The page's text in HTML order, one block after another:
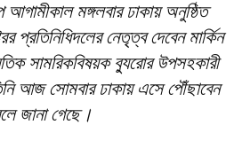
আগামীকাল মঙ্গলবার ঢাকায় অনুষ্ঠিত
প্রতিনিধিদলের নেতৃত্ব দেবেন মার্কিন
সামরিকবিষয়ক ব্যুরোর উপসহকারী
আজ সোমবার ঢাকায় এসে পৌঁছাবেন
জানা গেছে।